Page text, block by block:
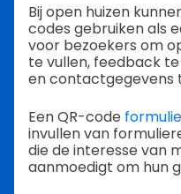
Bij open huizen
codes gebruiken als
voor bezoekers om
te vullen, feedback
en contactgegevens
Een QR-code
invullen van
die de interesse van
aanmoedigt om hun